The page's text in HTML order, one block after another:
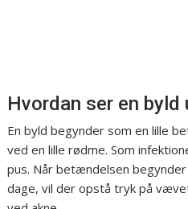
Hvordan ser en byld
En byld begynder som en lille
ved en lille rødme. Som
pus. Når betændelsen
dage, vil der opstå tryk på